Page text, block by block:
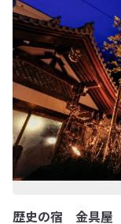
歴史の宿 金具屋